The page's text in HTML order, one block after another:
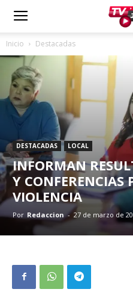
Inicio Destacadas
DESTACADAS LOCAL
INFORMAN
Y CONFERENCIAS
VIOLENCIA
Por Redaccion - 27 de marzo de